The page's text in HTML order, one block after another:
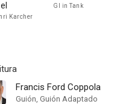
Karcher
GI in Tank
Francis Ford Coppola
Guión, Guión Adaptado